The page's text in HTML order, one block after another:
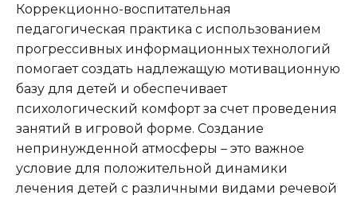
Коррекционно-воспитательная
педагогическая практика с использованием
прогрессивных информационных технологий
помогает создать надлежащую мотивационную
базу для детей и обеспечивает
психологический комфорт за счет проведения
занятий в игровой форме. Создание
непринужденной атмосферы – это важное
условие для положительной динамики
лечения детей с различными видами речевой